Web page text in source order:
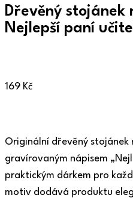
Dřevěný stojánek
Nejlepší paní
169 Kč
Originální dřevěný stojánek
gravírovaným nápisem
praktickým dárkem pro
motiv dodává produktu